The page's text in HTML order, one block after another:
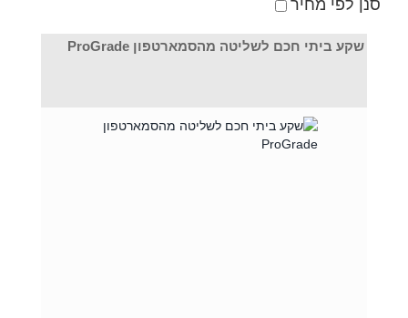
סנן לפי מחיר
שקע ביתי חכם לשליטה מהסמארטפון ProGrade